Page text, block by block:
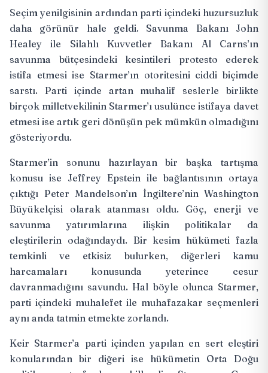
Seçim yenilgisinin ardından parti içindeki huzursuzluk
daha görünür hale geldi. Savunma Bakanı John
Healey ile Silahlı Kuvvetler Bakanı Al Carns’ın
savunma bütçesindeki kesintileri protesto ederek
istifa etmesiise Starmer’ın otoritesini ciddi biçimde
sarstı. Parti içinde artan muhalif seslerle birlikte
birçok milletvekilinin Starmer’ı usulünce istifaya davet
etmesi ise artık geri dönüşün pek mümkün olmadığını
gösteriyordu.
Starmer’in sonunu hazırlayan bir başka tartışma
konusu ise Jeffrey Epstein ile bağlantısının ortaya
çıktığı Peter Mandelson’ın İngiltere’nin Washington
Büyükelçisi olarak atanması oldu. Göç, enerji ve
savunma yatırımlarına ilişkin politikalar da
eleştirilerin odağındaydı. Bir kesim hükümeti fazla
temkinli ve etkisiz bulurken, diğerleri kamu
harcamaları konusunda yeterince cesur
davranmadığını savundu. Hal böyle olunca Starmer,
parti içindeki muhalefet ile muhafazakar seçmenleri
aynı anda tatmin etmekte zorlandı.
Keir Starmer’a parti içinden yapılan en sert eleştiri
konularından bir diğeri ise hükümetin Orta Doğu